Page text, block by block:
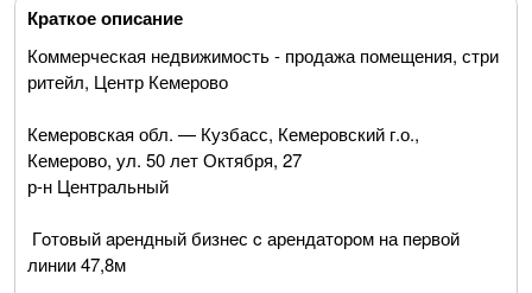
Краткое описание
Коммерческая недвижимость - продажа помещения, стри
ритейл, Центр Кемерово
Кемеровская обл. — Кузбасс, Кемеровский г.о.,
Кемерово, ул. 50 лет Октября, 27
р-н Центральный
Гoтoвый apендный бизнeс c арендатoрoм на пepвой
линии 47,8м